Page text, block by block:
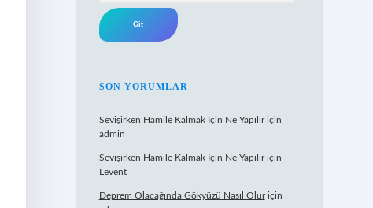
SON YORUMLAR
Sevişirken Hamile Kalmak Için Ne Yapılıriçin
admin
Sevişirken Hamile Kalmak Için Ne Yapılıriçin
Levent
Deprem Olacağında Gökyüzü Nasıl Oluriçin